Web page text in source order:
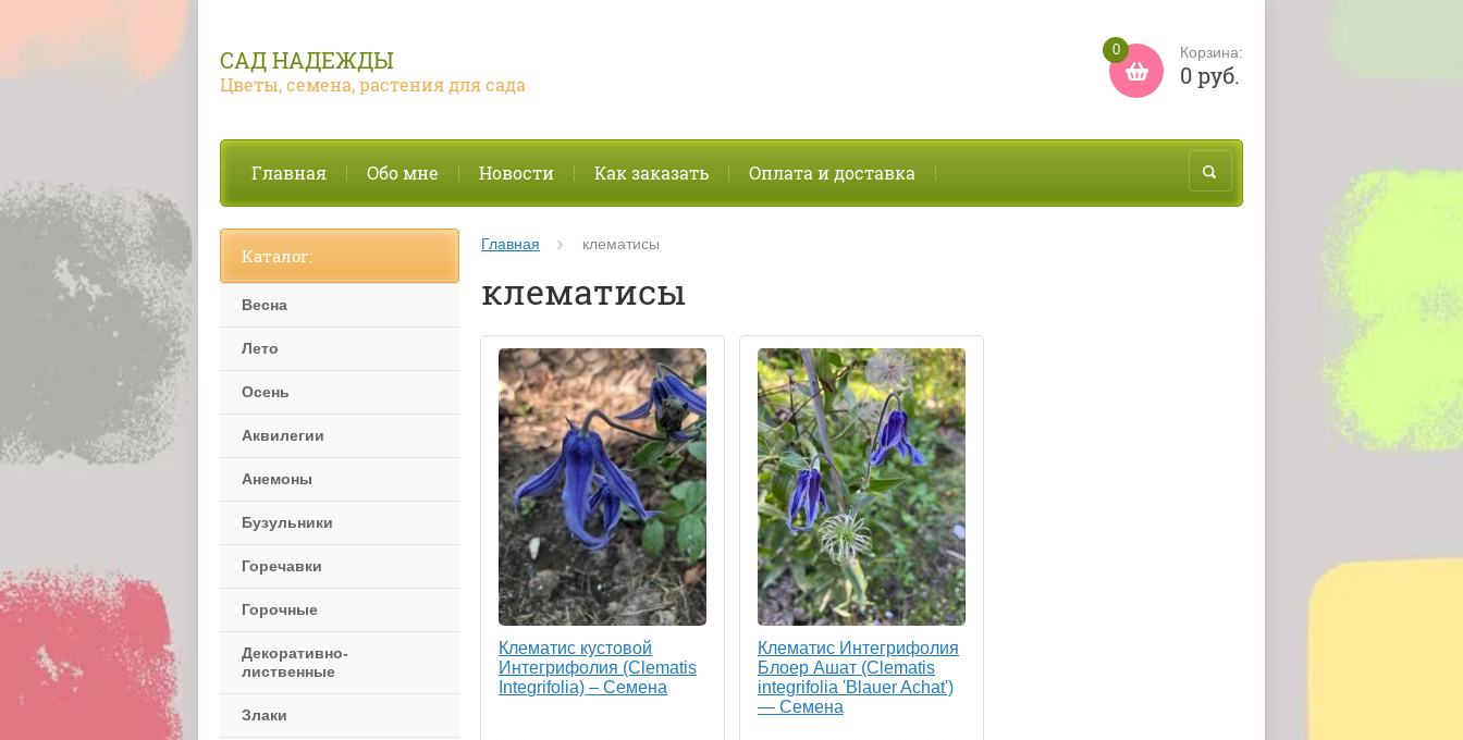
САД НАДЕЖДЫ
Цветы, семена, растения для сада
0 Корзина:
0 руб.
Главная Обо мне Новости Как заказать Оплата и доставка
Главная клематисы
клематисы
Клематис кустовой
Интегрифолия (Clematis
Integrifolia) – Семена
Клематис Интегрифолия
Блоер Ашат (Clematis
integrifolia 'Blauer Achat')
— Семена
Каталог:
Весна
Лето
Осень
Аквилегии
Анемоны
Бузульники
Горечавки
Горочные
Декоративно-
лиственные
Злаки